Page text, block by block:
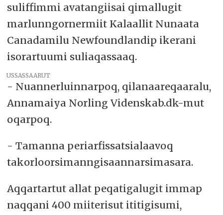
suliffimmi avatangiisai qimallugit
marlunngornermiit Kalaallit Nunaata
Canadamilu Newfoundlandip ikerani
isorartuumi suliaqassaaq.
USSASSAARUT
- Nuannerluinnarpoq, qilanaareqaaralu,
Annamaiya Norling Videnskab.dk-mut
oqarpoq.
- Tamanna periarfissatsialaavoq
takorloorsimanngisaannarsimasara.
Aqqartartut allat peqatigalugit immap
naqqani 400 miiterisut ititigisumi,